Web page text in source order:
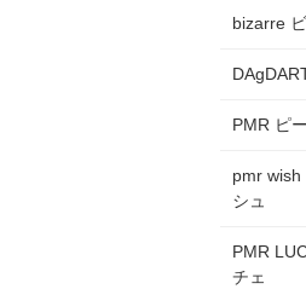
bizarre
PMR ピ
pmr wish
シュ
PMR
チェ